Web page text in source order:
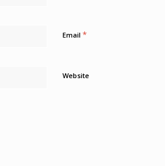
Email *
Website